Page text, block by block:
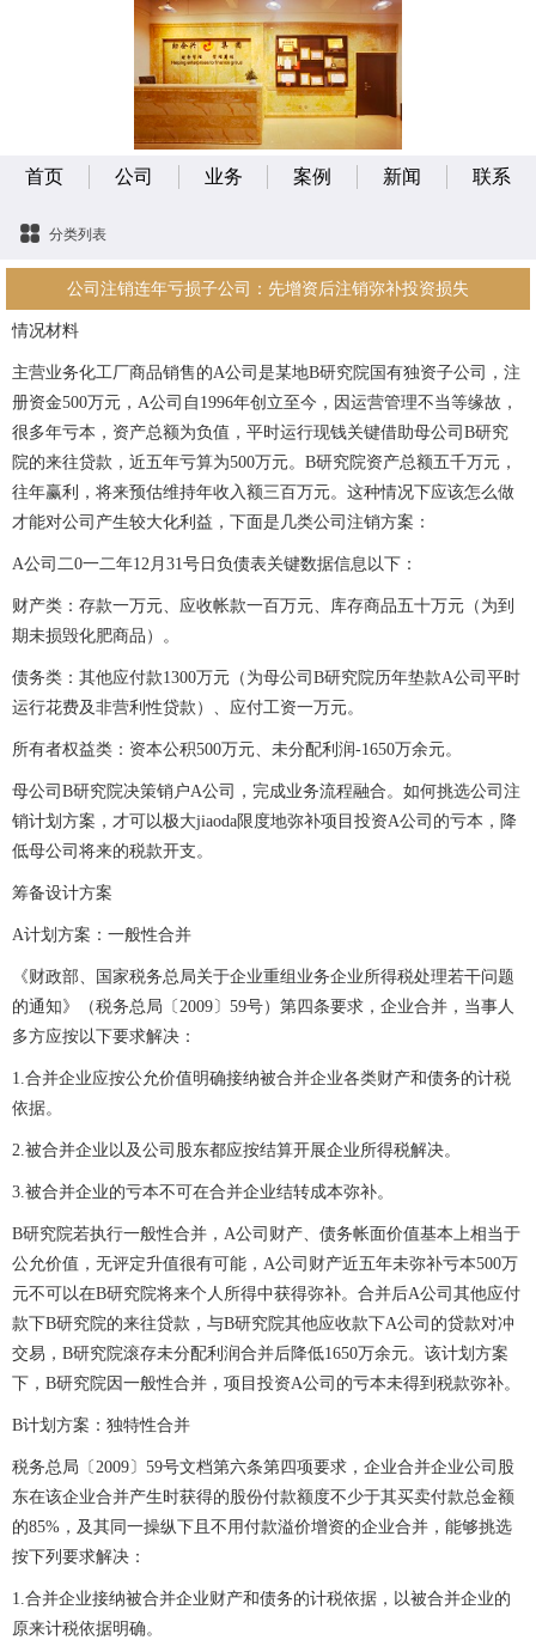
首页 公司 业务 案例 新闻 联系
分类列表
公司注销连年亏损子公司：先增资后注销弥补投资损失
情况材料
主营业务化工厂商品销售的A公司是某地B研究院国有独资子公司，注
册资金500万元，A公司自1996年创立至今，因运营管理不当等缘故，
很多年亏本，资产总额为负值，平时运行现钱关键借助母公司B研究
院的来往贷款，近五年亏算为500万元。B研究院资产总额五千万元，
往年赢利，将来预估维持年收入额三百万元。这种情况下应该怎么做
才能对公司产生较大化利益，下面是几类公司注销方案：
A公司二0一二年12月31号日负债表关键数据信息以下：
财产类：存款一万元、应收帐款一百万元、库存商品五十万元（为到
期未损毁化肥商品）。
债务类：其他应付款1300万元（为母公司B研究院历年垫款A公司平时
运行花费及非营利性贷款）、应付工资一万元。
所有者权益类：资本公积500万元、未分配利润-1650万余元。
母公司B研究院决策销户A公司，完成业务流程融合。如何挑选公司注
销计划方案，才可以极大jiaoda限度地弥补项目投资A公司的亏本，降
低母公司将来的税款开支。
筹备设计方案
A计划方案：一般性合并
《财政部、国家税务总局关于企业重组业务企业所得税处理若干问题
的通知》（税务总局〔2009〕59号）第四条要求，企业合并，当事人
多方应按以下要求解决：
1.合并企业应按公允价值明确接纳被合并企业各类财产和债务的计税
依据。
2.被合并企业以及公司股东都应按结算开展企业所得税解决。
3.被合并企业的亏本不可在合并企业结转成本弥补。
B研究院若执行一般性合并，A公司财产、债务帐面价值基本上相当于
公允价值，无评定升值很有可能，A公司财产近五年未弥补亏本500万
元不可以在B研究院将来个人所得中获得弥补。合并后A公司其他应付
款下B研究院的来往贷款，与B研究院其他应收款下A公司的贷款对冲
交易，B研究院滚存未分配利润合并后降低1650万余元。该计划方案
下，B研究院因一般性合并，项目投资A公司的亏本未得到税款弥补。
B计划方案：独特性合并
税务总局〔2009〕59号文档第六条第四项要求，企业合并企业公司股
东在该企业合并产生时获得的股份付款额度不少于其买卖付款总金额
的85%，及其同一操纵下且不用付款溢价增资的企业合并，能够挑选
按下列要求解决：
1.合并企业接纳被合并企业财产和债务的计税依据，以被合并企业的
原来计税依据明确。